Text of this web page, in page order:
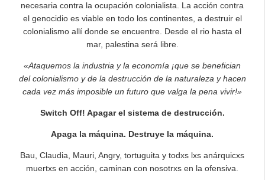
necesaria contra la ocupación colonialista. La acción contra
el genocidio es viable en todo los continentes, a destruir el
colonialismo allí donde se encuentre. Desde el rio hasta el
mar, palestina será libre.
«Ataquemos la industria y la economía ¡que se benefician
del colonialismo y de la destrucción de la naturaleza y hacen
cada vez más imposible un futuro que valga la pena vivir!»
Switch Off! Apagar el sistema de destrucción.
Apaga la máquina. Destruye la máquina.
Bau, Claudia, Mauri, Angry, tortuguita y todxs lxs anárquicxs
muertxs en acción, caminan con nosotrxs en la ofensiva.